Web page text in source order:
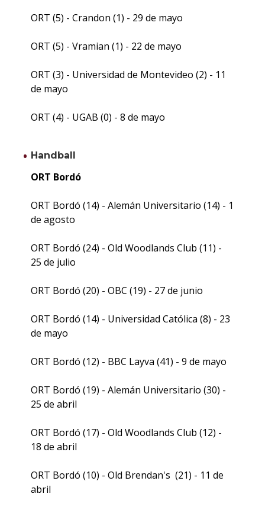
ORT (5) - Crandon (1) - 29 de mayo
ORT (5) - Vramian (1) - 22 de mayo
ORT (3) - Universidad de Montevideo (2) - 11
de mayo
ORT (4) - UGAB (0) - 8 de mayo
Handball
ORT Bordó
ORT Bordó (14) - Alemán Universitario (14) - 1
de agosto
ORT Bordó (24) - Old Woodlands Club (11) -
25 de julio
ORT Bordó (20) - OBC (19) - 27 de junio
ORT Bordó (14) - Universidad Católica (8) - 23
de mayo
ORT Bordó (12) - BBC Layva (41) - 9 de mayo
ORT Bordó (19) - Alemán Universitario (30) -
25 de abril
ORT Bordó (17) - Old Woodlands Club (12) -
18 de abril
ORT Bordó (10) - Old Brendan's (21) - 11 de
abril